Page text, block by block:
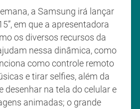
a Samsung irá lançar
em que a apresentadora
os diversos recursos da
nessa dinâmica, como
como controle remoto
e tirar selfies, além da
desenhar na tela do celular e
animadas; o grande